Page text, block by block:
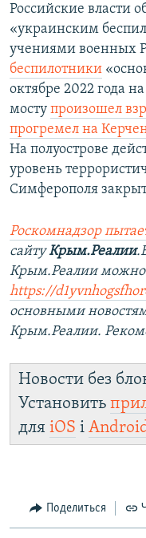
Российские власти
«украинским
учениями военных
беспилотники
октябре 2022 года
мосту произошел
прогремел на
На полуострове
уровень
Симферополя
Роскомнадзор
сайтуКрым.Реалии
Крым.Реалии
https://
основными
Крым.Реалии.
Новости без
Установить
для iOS і
Поделиться